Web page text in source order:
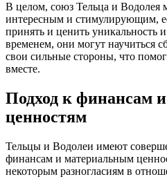
В целом, союз Тельца и Водолея
интересным и стимулирующим,
принять и ценить уникальность
временем, они могут научиться
свои сильные стороны, что
вместе.
Подход к финансам
ценностям
Тельцы и Водолеи имеют
финансам и материальным
некоторым разногласиям в